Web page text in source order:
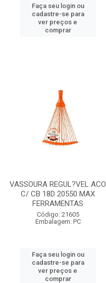
Faça seu login ou
cadastre-se para
ver preços e
comprar
VASSOURA REGUL?VEL ACO
C/ CB 18D 20550 MAX
FERRAMENTAS
Código: 21605
Embalagem: PC
Faça seu login ou
cadastre-se para
ver preços e
comprar